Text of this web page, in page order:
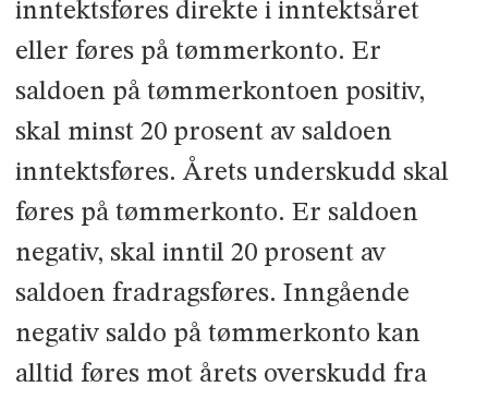
inntektsføres direkte i inntektsåret
eller føres på tømmerkonto. Er
saldoen på tømmerkontoen positiv,
skal minst 20 prosent av saldoen
inntektsføres. Årets underskudd skal
føres på tømmerkonto. Er saldoen
negativ, skal inntil 20 prosent av
saldoen fradragsføres. Inngående
negativ saldo på tømmerkonto kan
alltid føres mot årets overskudd fra